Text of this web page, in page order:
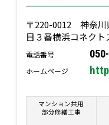
〒220-0012 神奈川
目３番横浜コネク
電話番号
ホームページ
マンション共用
部分修繕工事